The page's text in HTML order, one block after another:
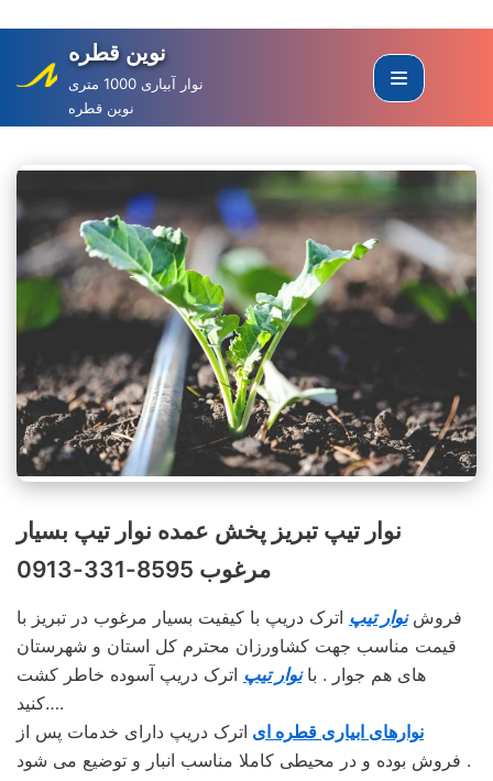
to
content
نوین قطره
نوار آبیاری 1000 متری
نوین قطره
نوار تیپ تبریز پخش عمده نوار تیپ بسیار
مرغوب 8595-331-0913
فروشنوار تیپ اترک دریپ با کیفیت بسیار مرغوب در تبریز با
قیمت مناسب جهت کشاورزان محترم کل استان و شهرستان
های هم جوار . بانوار تیپ اترک دریپ آسوده خاطر کشت
کنید….
نوارهای ابیاری قطره ای اترک دریپ دارای خدمات پس از
فروش بوده و در محیطی کاملا مناسب انبار و توضیع می شود .